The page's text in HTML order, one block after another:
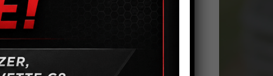
Loch-/Schlitzbild.
besseren Ansprechen der Bremse.
Rolle bei der Kaufentscheidung.
um die Abfuhr der entstehenden Wärme und